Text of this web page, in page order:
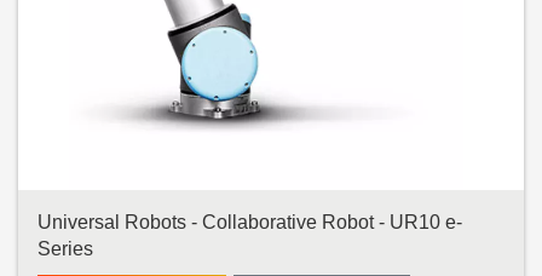
Universal Robots - Collaborative Robot - UR10 e-
Series